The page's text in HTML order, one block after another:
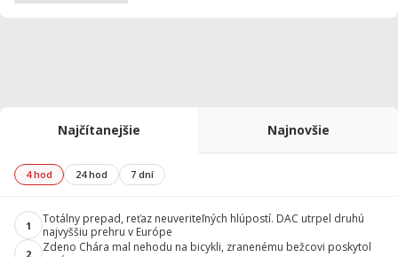
Najčítanejšie Najnovšie
4 hod 24 hod 7 dní
1
Totálny prepad, reťaz neuveriteľných hlúpostí. DAC utrpel druhú
najvyššiu prehru v Európe
2
Zdeno Chára mal nehodu na bicykli, zranenému bežcovi poskytol